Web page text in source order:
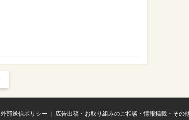
外部送信ポリシー
広告出稿・お取り組みのご相談・情報掲載・その